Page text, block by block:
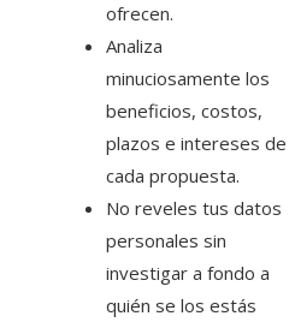
ofrecen.
Analiza
minuciosamente los
beneficios, costos,
plazos e intereses de
cada propuesta.
No reveles tus datos
personales sin
investigar a fondo a
quién se los estás